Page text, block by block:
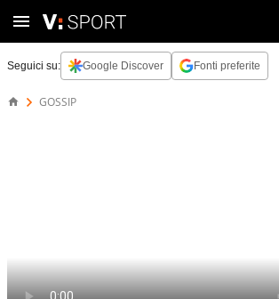
Seguici su: Google Discover Fonti preferite
GOSSIP